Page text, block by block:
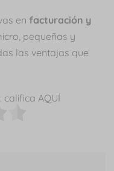
en facturación y
pequeñas y
las ventajas que
califica AQUÍ